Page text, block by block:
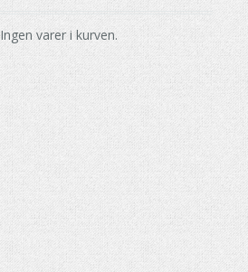
Ingen varer i kurven.